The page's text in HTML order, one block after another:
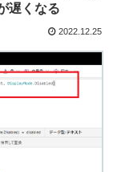
遅くなる
2022.12.25